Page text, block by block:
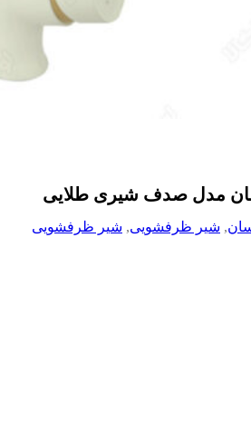
مدل صدف شیری طلایی
, شیر ظرفشویی, شیر ظرفشویی